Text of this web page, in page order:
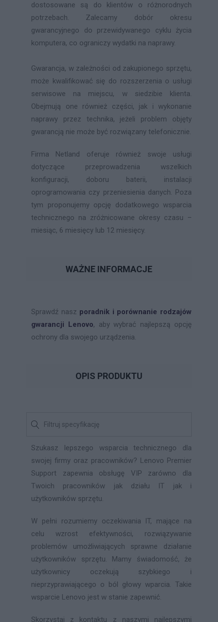
dostosowane są do klientów o różnorodnych
potrzebach. Zalecamy dobór okresu
gwarancyjnego do przewidywanego cyklu życia
komputera, co ograniczy wydatki na naprawy.
Gwarancja, w zależności od zakupionego sprzętu,
może kwalifikować się do rozszerzenia o usługi
serwisowe na miejscu, w siedzibie klienta.
Obejmują one również części, jak i wykonanie
naprawy przez technika, jeżeli problem objęty
gwarancją nie może być rozwiązany telefonicznie.
Firma Netland oferuje również swoje usługi
dotyczące przeprowadzenia wszelkich
konfiguracji, doboru baterii, instalacji
oprogramowania czy przeniesienia danych. Poza
tym proponujemy opcję dodatkowego wsparcia
technicznego na zróżnicowane okresy czasu –
miesiąc, 6 miesięcy lub 12 miesięcy.
WAŻNE INFORMACJE
Sprawdź nasz poradnik i porównanie rodzajów
gwarancji Lenovo, aby wybrać najlepszą opcję
ochrony dla swojego urządzenia.
OPIS PRODUKTU
Szukasz lepszego wsparcia technicznego dla
swojej firmy oraz pracowników? Lenovo Premier
Support zapewnia obsługę VIP zarówno dla
Twoich pracowników jak działu IT jak i
użytkowników sprzętu.
W pełni rozumiemy oczekiwania IT, mające na
celu wzrost efektywności, rozwiązywanie
problemów umożliwiających sprawne działanie
użytkowników sprzętu. Mamy świadomość, że
użytkownicy oczekują szybkiego i
nieprzyprawiającego o ból głowy wparcia. Takie
wsparcie Lenovo jest w stanie zapewnić.
Skorzystaj z kontaktu z naszymi najlepszymi